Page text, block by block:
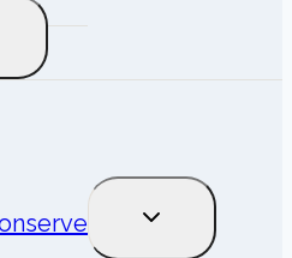
ALTERNA
MENU